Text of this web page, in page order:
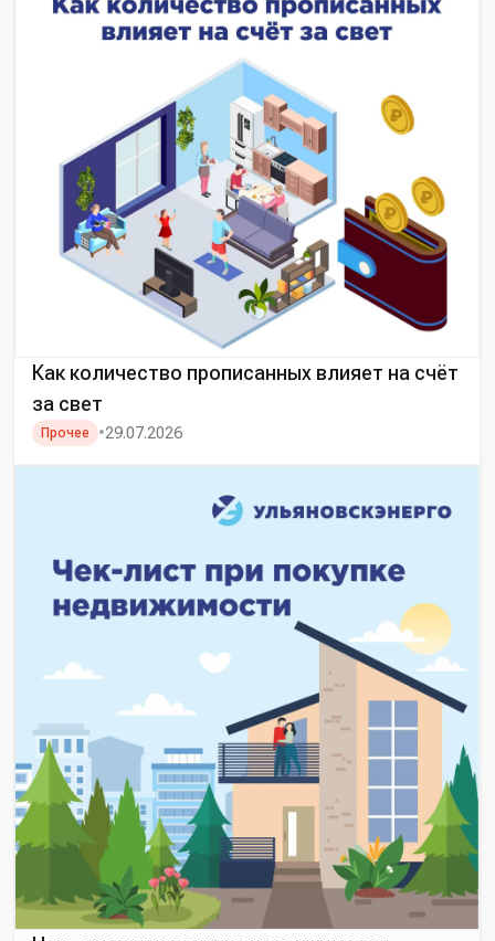
Как количество прописанных влияет на счёт
за свет
Прочее •29.07.2026